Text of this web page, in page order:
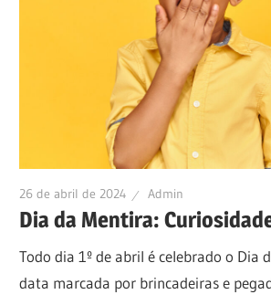
26 de abril de 2024 Admin
Dia da Mentira:
Todo dia 1º de abril é celebrado o Dia
data marcada por brincadeiras e